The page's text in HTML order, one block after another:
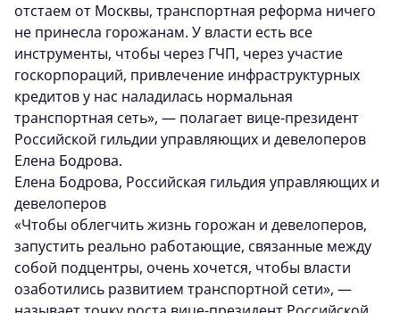
отстаем от Москвы, транспортная реформа ничего
не принесла горожанам. У власти есть все
инструменты, чтобы через ГЧП, через участие
госкорпораций, привлечение инфраструктурных
кредитов у нас наладилась нормальная
транспортная сеть», — полагает вице-президент
Российской гильдии управляющих и девелоперов
Елена Бодрова.
Елена Бодрова, Российская гильдия управляющих и
девелоперов
«Чтобы облегчить жизнь горожан и девелоперов,
запустить реально работающие, связанные между
собой подцентры, очень хочется, чтобы власти
озаботились развитием транспортной сети», —